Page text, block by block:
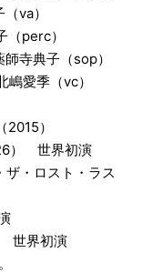
va）
perc）
寺典子（sop）
愛季（vc）
）
） 世界初演
・ロスト・ラス
世界初演